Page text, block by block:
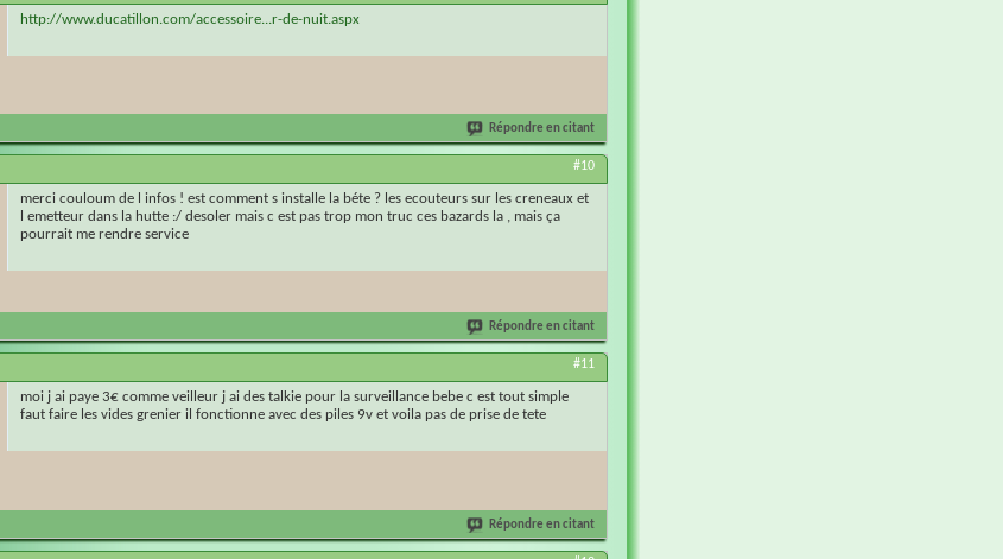
http://www.ducatillon.com/accessoire...r-de-nuit.aspx
Répondre en citant
#10
merci couloum de l infos ! est comment s installe la béte ? les ecouteurs sur les creneaux et
l emetteur dans la hutte :/ desoler mais c est pas trop mon truc ces bazards la , mais ça
pourrait me rendre service
Répondre en citant
#11
moi j ai paye 3€ comme veilleur j ai des talkie pour la surveillance bebe c est tout simple
faut faire les vides grenier il fonctionne avec des piles 9v et voila pas de prise de tete
Répondre en citant